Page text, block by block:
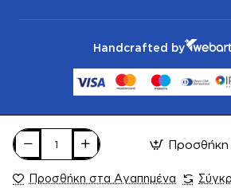
Προσθήκη
Προσθήκη στα Αγαπημένα
Handcrafted by